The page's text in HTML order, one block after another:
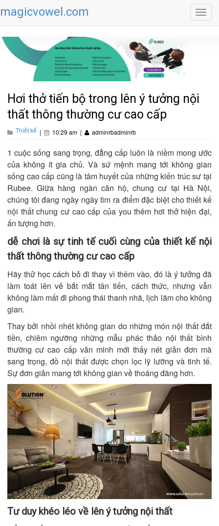
magicvowel.com
Hơi thở tiến bộ trong lên ý tưởng nội
thất thông thường cư cao cấp
Thiết kế | 10:29 am | adminrbadminrb
1 cuộc sống sang trọng, đẳng cấp luôn là niềm mong ước
của không ít gia chủ. Và sứ mệnh mang tới không gian
sống cao cấp cũng là tâm huyết của những kiến trúc sư tại
Rubee. Giữa hàng ngàn căn hộ, chung cư tại Hà Nội,
chúng tôi đang ngày ngày tìm ra điểm đặc biệt chothiết kế
nội thất chung cư cao cấp của you thêm hơi thở hiện đại,
ấn tượng hơn.
dễ chơi là sự tinh tế cuối cùng của thiết kế nội
thất thông thường cư cao cấp
Hãy thử học cách bỏ đi thay vì thêm vào, đó là ý tưởng đã
làm toát lên vẻ bắt mắt tân tiến, cách thức, nhưng vẫn
không làm mất đi phong thái thanh nhã, lịch lãm cho không
gian.
Thay bởi nhồi nhét không gian do những món nội thất đắt
tiền, chiêm ngưỡng những mẫu phác thảo nội thất bình
thường cư cao cấp văn minh mới thấy nét giản đơn mà
sang trọng, đồ nội thất được chọn lọc lỹ lưỡng và tinh tế.
Sự đơn giản mang tới không gian vẻ thoáng đãng hơn.
Tư duy khéo léo về lên ý tưởng nội thất